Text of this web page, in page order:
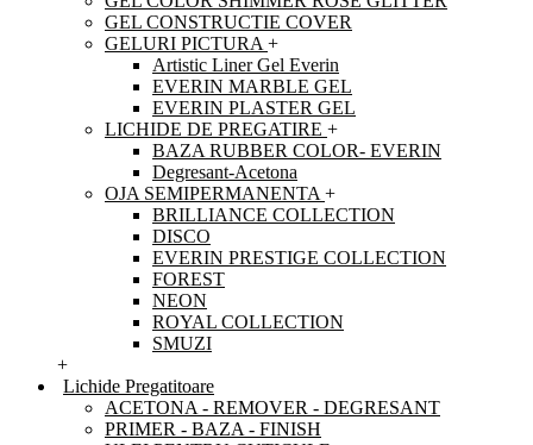
GEL CONSTRUCTIE COVER
GELURI PICTURA +
Artistic Liner Gel Everin
EVERIN MARBLE GEL
EVERIN PLASTER GEL
LICHIDE DE PREGATIRE +
BAZA RUBBER COLOR- EVERIN
Degresant-Acetona
OJA SEMIPERMANENTA +
BRILLIANCE COLLECTION
DISCO
EVERIN PRESTIGE COLLECTION
FOREST
NEON
ROYAL COLLECTION
SMUZI
+
Lichide Pregatitoare
ACETONA - REMOVER - DEGRESANT
PRIMER - BAZA - FINISH